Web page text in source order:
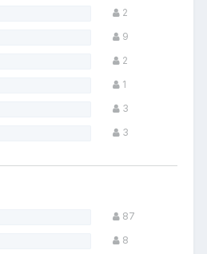
2
9
2
1
3
3
87
8